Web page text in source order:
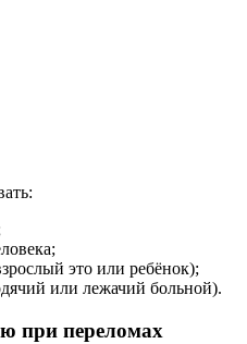
это или ребёнок);
или лежачий больной).
при переломах